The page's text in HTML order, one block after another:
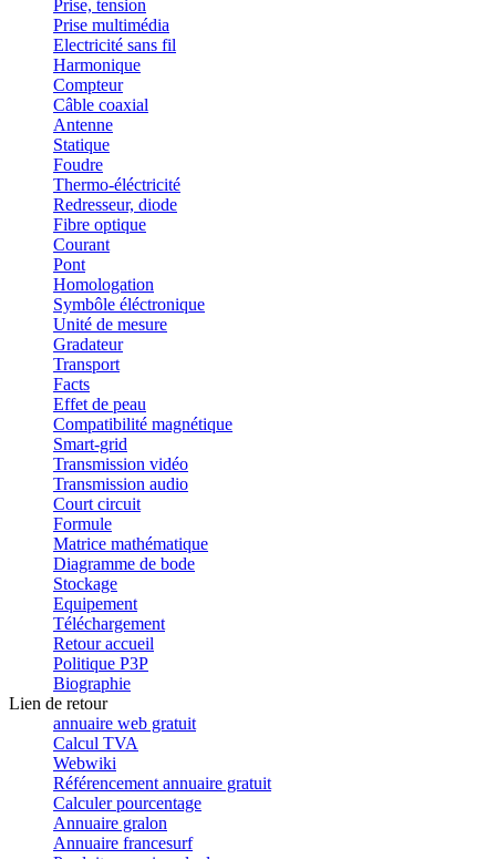
Prise, tension
Prise multimédia
Electricité sans fil
Harmonique
Compteur
Câble coaxial
Antenne
Statique
Foudre
Thermo-éléctricité
Redresseur, diode
Fibre optique
Courant
Pont
Homologation
Symbôle éléctronique
Unité de mesure
Gradateur
Transport
Facts
Effet de peau
Compatibilité magnétique
Smart-grid
Transmission vidéo
Transmission audio
Court circuit
Formule
Matrice mathématique
Diagramme de bode
Stockage
Equipement
Téléchargement
Retour accueil
Politique P3P
Biographie
Lien de retour
annuaire web gratuit
Calcul TVA
Webwiki
Référencement annuaire gratuit
Calculer pourcentage
Annuaire gralon
Annuaire francesurf